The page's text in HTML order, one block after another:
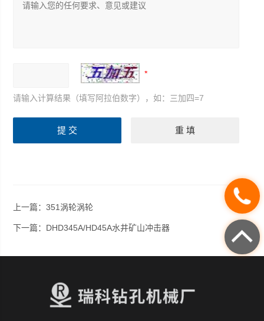
请输入计算结果（填写阿拉伯数字），如：三加四=7
上一篇：351涡轮涡轮
下一篇： DHD345A/HD45A水井矿山冲击器